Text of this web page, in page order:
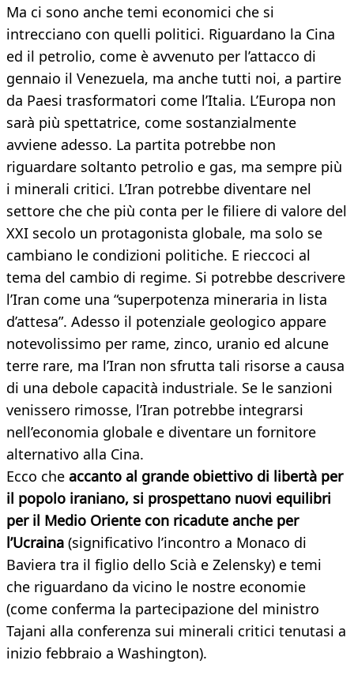
Ma ci sono anche temi economici che si
intrecciano con quelli politici. Riguardano la Cina
ed il petrolio, come è avvenuto per l’attacco di
gennaio il Venezuela, ma anche tutti noi, a partire
da Paesi trasformatori come l’Italia. L’Europa non
sarà più spettatrice, come sostanzialmente
avviene adesso. La partita potrebbe non
riguardare soltanto petrolio e gas, ma sempre più
i minerali critici. L’Iran potrebbe diventare nel
settore che che più conta per le filiere di valore del
XXI secolo un protagonista globale, ma solo se
cambiano le condizioni politiche. E rieccoci al
tema del cambio di regime. Si potrebbe descrivere
l’Iran come una “superpotenza mineraria in lista
d’attesa”. Adesso il potenziale geologico appare
notevolissimo per rame, zinco, uranio ed alcune
terre rare, ma l’Iran non sfrutta tali risorse a causa
di una debole capacità industriale. Se le sanzioni
venissero rimosse, l’Iran potrebbe integrarsi
nell’economia globale e diventare un fornitore
alternativo alla Cina.
Ecco che accanto al grande obiettivo di libertà per
il popolo iraniano, si prospettano nuovi equilibri
per il Medio Oriente con ricadute anche per
l’Ucraina (significativo l’incontro a Monaco di
Baviera tra il figlio dello Scià e Zelensky) e temi
che riguardano da vicino le nostre economie
(come conferma la partecipazione del ministro
Tajani alla conferenza sui minerali critici tenutasi a
inizio febbraio a Washington).